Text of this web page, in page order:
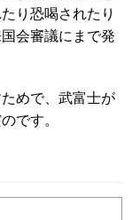
り恐喝されたり
会審議にまで発
めで、武富士が
です。